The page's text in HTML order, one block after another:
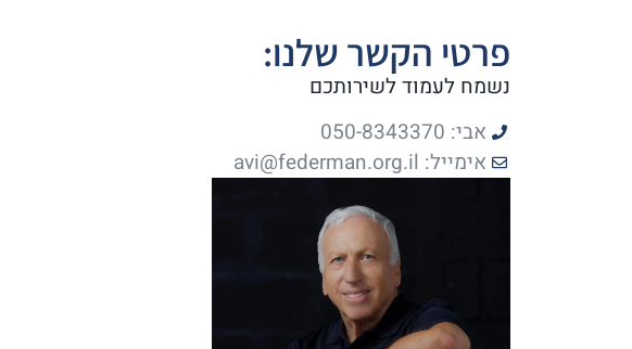
פרטי הקשר שלנו:
נשמח לעמוד לשירותכם
אבי: 050-8343370
אימייל: avi@federman.org.il